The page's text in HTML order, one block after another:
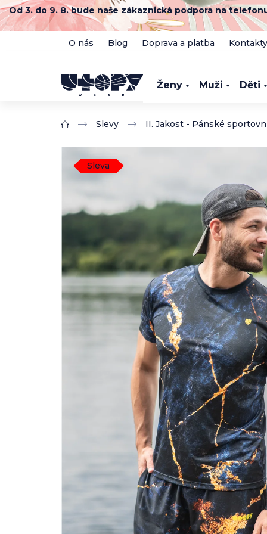
Přejít
na
obsah
Od 3. do 9. 8. bude naše zákaznická podpora na
O nás Blog Doprava a platba Kontakty
Ženy Muži Děti
Domů Slevy II. Jakost - Pánské
Sleva